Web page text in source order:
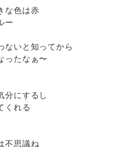
な色は赤
ー
ないと知ってから
ったなぁ〜
分にするし
くれる
不思議ね